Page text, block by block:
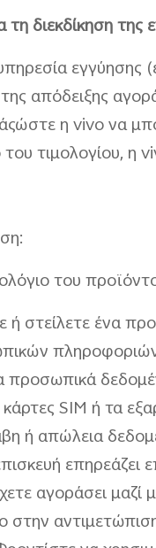
διεκδίκηση της
εγγύησης
απόδειξης
η vivo να
τιμολογίου, η
του
στείλετε ένα
προσωπικά
SIM ή τα
ή απώλεια
επηρεάζει
αγοράσει
στην